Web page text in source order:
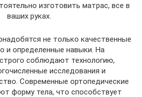
изготовить матрас, все в
ваших руках.
не только качественные
и определенные навыки. На
соблюдают технологию,
исследования и
Современные ортопедические
форму тела, что способствует